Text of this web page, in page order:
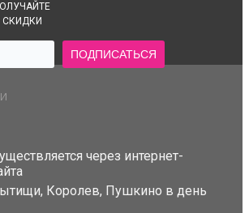
через интернет-
Королев, Пушкино в день